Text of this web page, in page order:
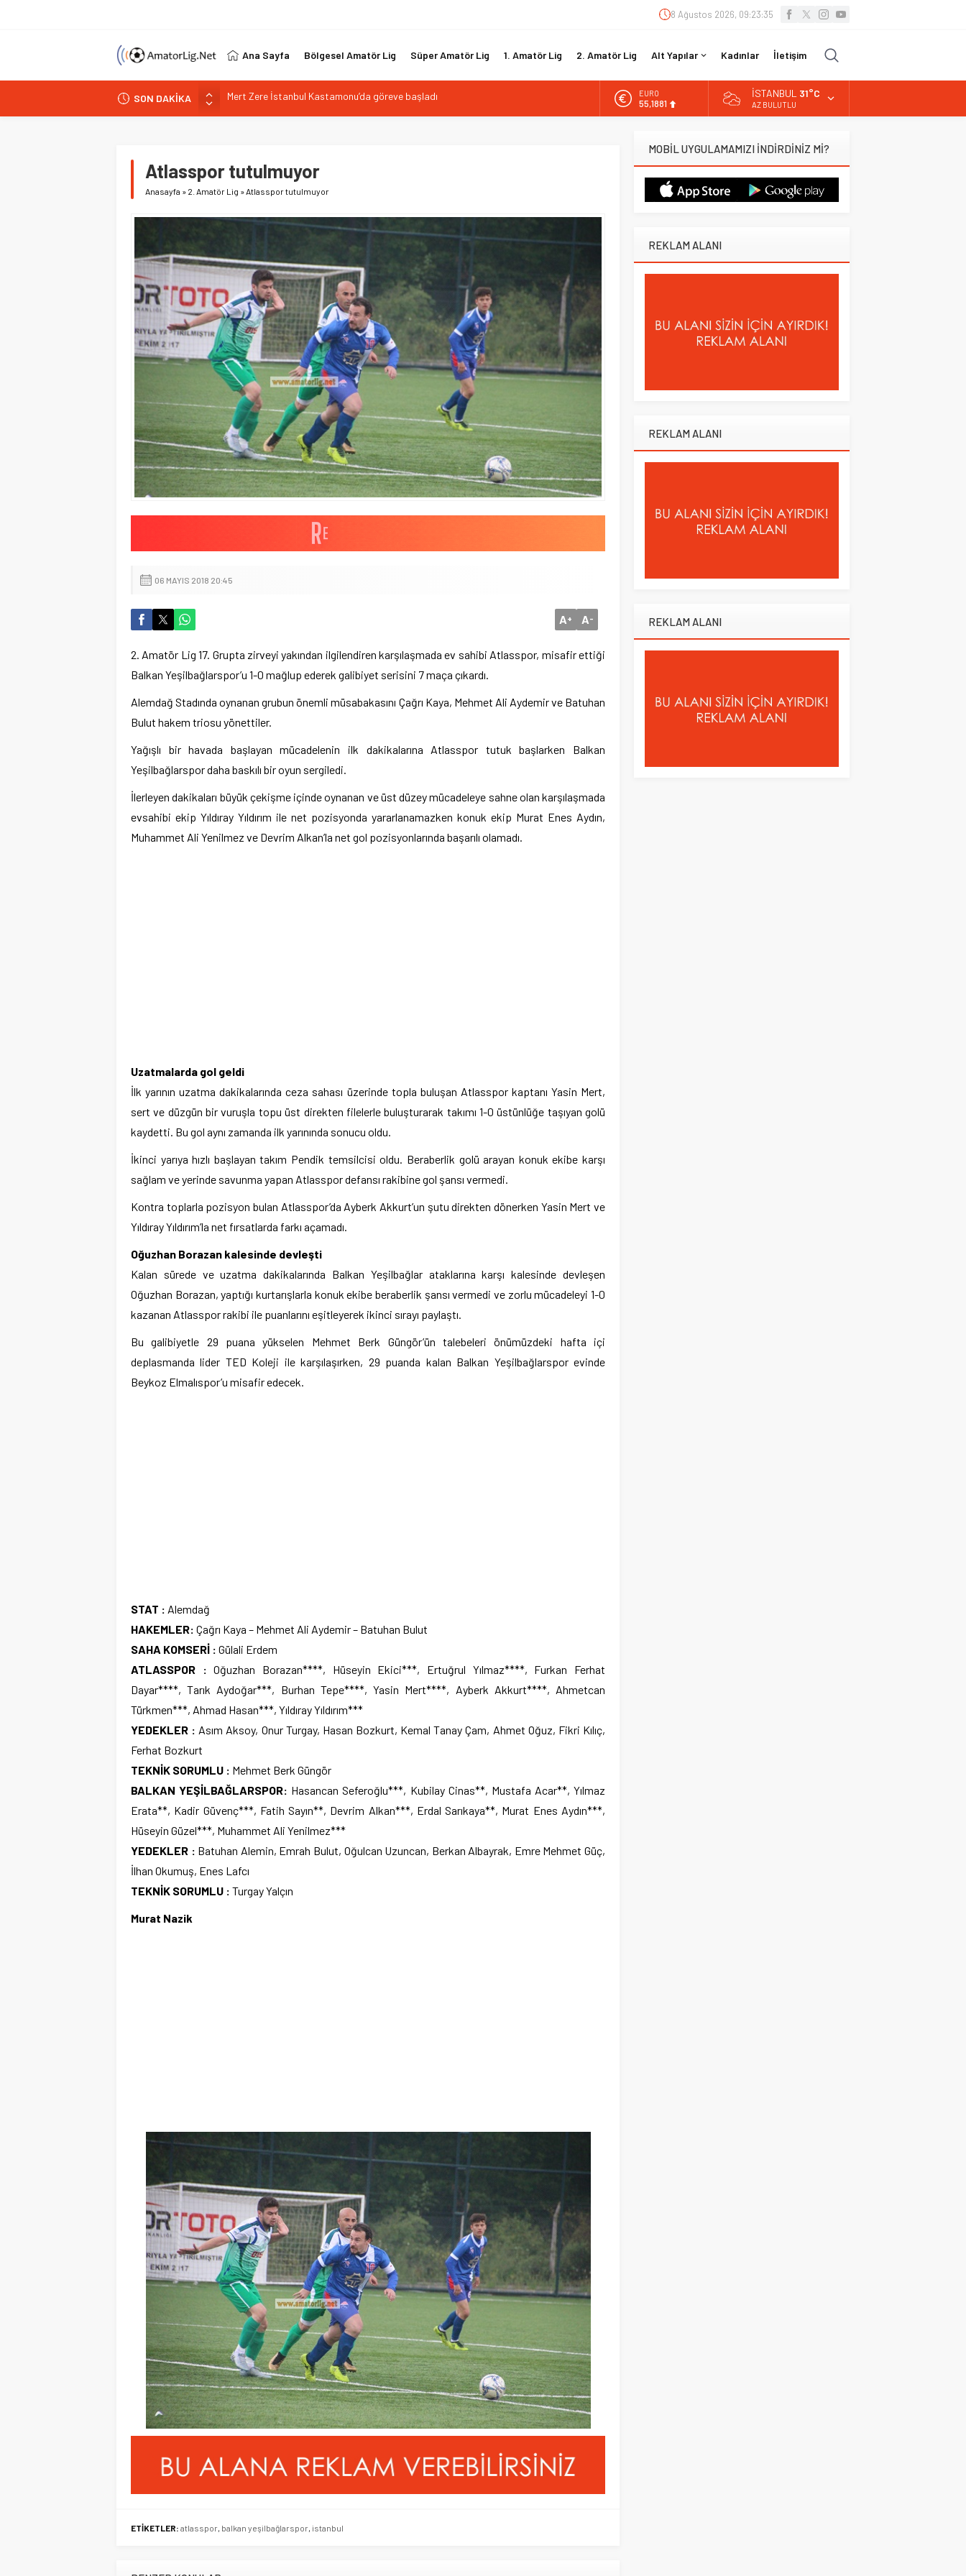
8 Ağustos 2026, 09:23:36
Ana Sayfa Bölgesel Amatör Lig Süper Amatör Lig 1. Amatör Lig 2. Amatör Lig Alt Yapılar Kadınlar İletişim
SON DAKİKA
İstanbul 17’de 17 yaptı PGL alarm veriyor
PGL’de alarm 32 takım çekildi, 50’ye ulaşabilir!
İstiklalspor’dan sol kanada güven veren imza
Mert Zere İstanbul Kastamonu’da göreve başladı
ALTIN
6.660,55
DOLAR
47,7111
EURO
İSTANBUL 31°C
AZ BULUTLU
Atlasspor tutulmuyor
Anasayfa » 2. Amatör Lig »Atlasspor tutulmuyor
06 MAYIS 2018 20:45
A+ A-
2. Amatör Lig 17. Grupta zirveyi yakından ilgilendiren karşılaşmada ev sahibi Atlasspor, misafir ettiği
Balkan Yeşilbağlarspor’u 1-0 mağlup ederek galibiyet serisini 7 maça çıkardı.
Alemdağ Stadında oynanan grubun önemli müsabakasını Çağrı Kaya, Mehmet Ali Aydemir ve Batuhan
Bulut hakem triosu yönettiler.
Yağışlı bir havada başlayan mücadelenin ilk dakikalarına Atlasspor tutuk başlarken Balkan
Yeşilbağlarspor daha baskılı bir oyun sergiledi.
İlerleyen dakikaları büyük çekişme içinde oynanan ve üst düzey mücadeleye sahne olan karşılaşmada
evsahibi ekip Yıldıray Yıldırım ile net pozisyonda yararlanamazken konuk ekip Murat Enes Aydın,
Muhammet Ali Yenilmez ve Devrim Alkan’la net gol pozisyonlarında başarılı olamadı.
Uzatmalarda gol geldi
İlk yarının uzatma dakikalarında ceza sahası üzerinde topla buluşan Atlasspor kaptanı Yasin Mert,
sert ve düzgün bir vuruşla topu üst direkten filelerle buluşturarak takımı 1-0 üstünlüğe taşıyan golü
kaydetti. Bu gol aynı zamanda ilk yarınında sonucu oldu.
İkinci yarıya hızlı başlayan takım Pendik temsilcisi oldu. Beraberlik golü arayan konuk ekibe karşı
sağlam ve yerinde savunma yapan Atlasspor defansı rakibine gol şansı vermedi.
Kontra toplarla pozisyon bulan Atlasspor’da Ayberk Akkurt’un şutu direkten dönerken Yasin Mert ve
Yıldıray Yıldırım’la net fırsatlarda farkı açamadı.
Oğuzhan Borazan kalesinde devleşti
Kalan sürede ve uzatma dakikalarında Balkan Yeşilbağlar ataklarına karşı kalesinde devleşen
Oğuzhan Borazan, yaptığı kurtarışlarla konuk ekibe beraberlik şansı vermedi ve zorlu mücadeleyi 1-0
kazanan Atlasspor rakibi ile puanlarını eşitleyerek ikinci sırayı paylaştı.
Bu galibiyetle 29 puana yükselen Mehmet Berk Güngör’ün talebeleri önümüzdeki hafta içi
deplasmanda lider TED Koleji ile karşılaşırken, 29 puanda kalan Balkan Yeşilbağlarspor evinde
Beykoz Elmalıspor’u misafir edecek.
STAT : Alemdağ
HAKEMLER: Çağrı Kaya – Mehmet Ali Aydemir – Batuhan Bulut
SAHA KOMSERİ : Gülali Erdem
ATLASSPOR : Oğuzhan Borazan****, Hüseyin Ekici***, Ertuğrul Yılmaz****, Furkan Ferhat
Dayar****, Tarık Aydoğar***, Burhan Tepe****, Yasin Mert****, Ayberk Akkurt****, Ahmetcan
Türkmen***, Ahmad Hasan***, Yıldıray Yıldırım***
YEDEKLER : Asım Aksoy, Onur Turgay, Hasan Bozkurt, Kemal Tanay Çam, Ahmet Oğuz, Fikri Kılıç,
Ferhat Bozkurt
TEKNİK SORUMLU : Mehmet Berk Güngör
BALKAN YEŞİLBAĞLARSPOR: Hasancan Seferoğlu***, Kubilay Cinas**, Mustafa Acar**, Yılmaz
Erata**, Kadir Güvenç***, Fatih Sayın**, Devrim Alkan***, Erdal Sarıkaya**, Murat Enes Aydın***,
Hüseyin Güzel***, Muhammet Ali Yenilmez***
YEDEKLER : Batuhan Alemin, Emrah Bulut, Oğulcan Uzuncan, Berkan Albayrak, Emre Mehmet Güç,
İlhan Okumuş, Enes Lafcı
TEKNİK SORUMLU : Turgay Yalçın
Murat Nazik
ETİKETLER: atlasspor, balkan yeşilbağlarspor, istanbul
MOBİL UYGULAMAMIZI İNDİRDİNİZ Mİ?
REKLAM ALANI
REKLAM ALANI
REKLAM ALANI